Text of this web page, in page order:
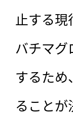
止する
バチマ
するため
ることが